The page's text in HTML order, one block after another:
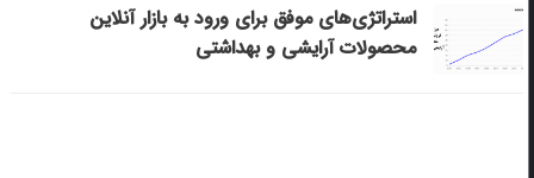
استراتژی‌های موفق برای ورود به بازار آنلاین
محصولات آرایشی و بهداشتی